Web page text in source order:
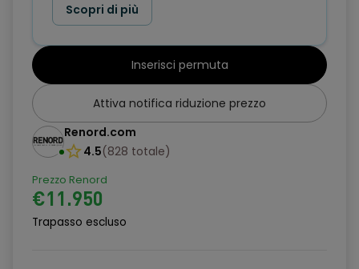
Pantina Lato Passeggero Con Specchio Di Cortesia
Paraurti Verniciati
Presa Corrente 12V
Regolazione Volante
Schienale sedile posteriore abbattibile 5 posti
Sensore pressione pneumatici
Sensore Temperatura Esterna
Scopri di più
Inserisci permuta
Attiva notifica riduzione prezzo
Renord.com
4.5(828 totale)
Prezzo Renord
€11.950
Trapasso escluso